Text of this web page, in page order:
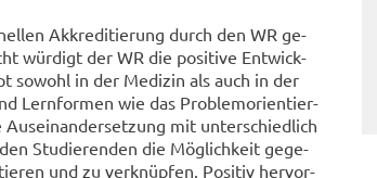
Ak­kre­di­tie­rung durch den WR ge­
wür­digt der WR die po­si­ti­ve Ent­wick­
so­wohl in der Me­di­zin als auch in der
Lern­for­men wie das Pro­blem­ori­en­tier­
mit un­ter­schied­lich
Stu­die­ren­den die Mög­lich­keit ge­ge­
und zu ver­knüp­fen. Po­si­tiv her­vor­